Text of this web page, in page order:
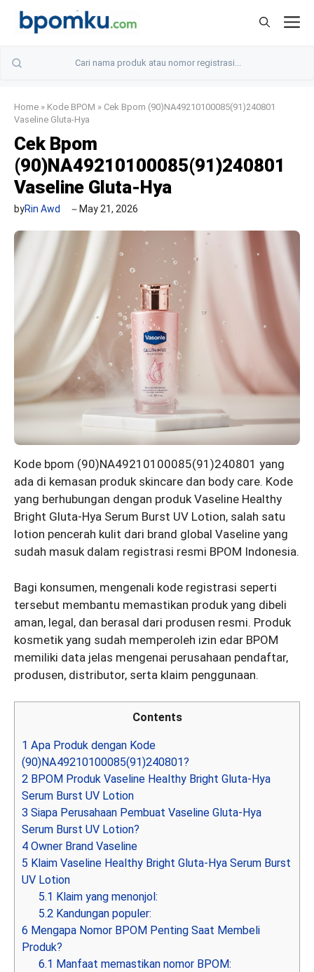
Skip
Home » Kode BPOM » Cek Bpom (90)NA49210100085(91)240801
Vaseline Gluta-Hya
Cek Bpom
(90)NA49210100085(91)240801
Vaseline Gluta-Hya
byRin Awd May 21, 2026
Kode bpom (90)NA49210100085(91)240801 yang
ada di kemasan produk skincare dan body care. Kode
yang berhubungan dengan produk Vaseline Healthy
Bright Gluta-Hya Serum Burst UV Lotion, salah satu
lotion pencerah kulit dari brand global Vaseline yang
sudah masuk dalam registrasi resmi BPOM Indonesia.
Bagi konsumen, mengenali kode registrasi seperti
tersebut membantu memastikan produk yang dibeli
aman, legal, dan berasal dari produsen resmi. Produk
kosmetik yang sudah memperoleh izin edar BPOM
memiliki data jelas mengenai perusahaan pendaftar,
produsen, distributor, serta klaim penggunaan.
Contents
1 Apa Produk dengan Kode
(90)NA49210100085(91)240801?
2 BPOM Produk Vaseline Healthy Bright Gluta-Hya
Serum Burst UV Lotion
3 Siapa Perusahaan Pembuat Vaseline Gluta-Hya
Serum Burst UV Lotion?
4 Owner Brand Vaseline
5 Klaim Vaseline Healthy Bright Gluta-Hya Serum Burst
UV Lotion
5.1 Klaim yang menonjol:
5.2 Kandungan populer:
6 Mengapa Nomor BPOM Penting Saat Membeli
Produk?
6.1 Manfaat memastikan nomor BPOM: